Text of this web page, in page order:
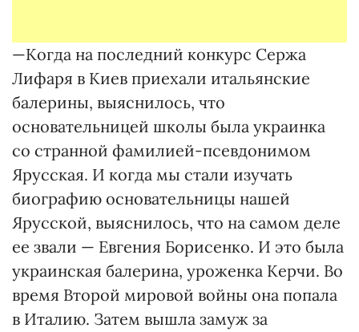
—Когда на последний конкурс Сержа
Лифаря в Киев приехали итальянские
балерины, выяснилось, что
основательницей школы была украинка
со странной фамилией-псевдонимом
Ярусская. И когда мы стали изучать
биографию основательницы нашей
Ярусской, выяснилось, что на самом деле
ее звали — Евгения Борисенко. И это была
украинская балерина, уроженка Керчи. Во
время Второй мировой войны она попала
в Италию. Затем вышла замуж за